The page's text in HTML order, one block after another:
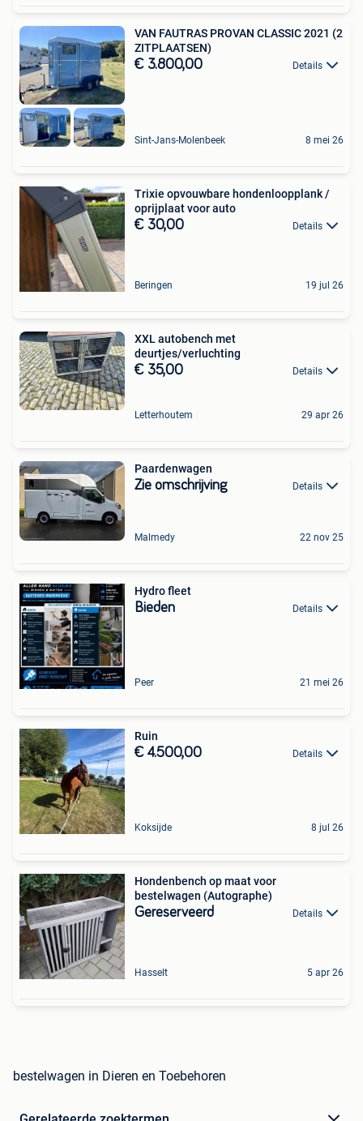
VAN FAUTRAS PROVAN CLASSIC 2021 (2
ZITPLAATSEN)
€ 3.800,00 Details
Sint-Jans-Molenbeek 8 mei 26
Trixie opvouwbare hondenloopplank /
oprijplaat voor auto
€ 30,00 Details
Beringen 19 jul 26
XXL autobench met
deurtjes/verluchting
€ 35,00 Details
Letterhoutem 29 apr 26
Paardenwagen
Zie omschrijving Details
Malmedy 22 nov 25
Hydro fleet
Bieden Details
Peer 21 mei 26
Ruin
€ 4.500,00 Details
Koksijde 8 jul 26
Hondenbench op maat voor
bestelwagen (Autographe)
Gereserveerd Details
Hasselt 5 apr 26
bestelwagen in Dieren en Toebehoren